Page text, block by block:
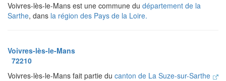
Voivres-lès-le-Mans est une commune du département de la
Sarthe, dans la région des Pays de la Loire.
Voivres-lès-le-Mans
72210
Voivres-lès-le-Mans fait partie du canton de La Suze-sur-Sarthe